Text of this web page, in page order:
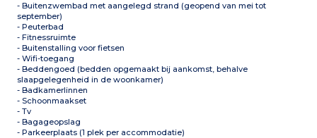
- Buitenzwembad met aangelegd strand (geopend van mei tot
september)
- Peuterbad
- Fitnessruimte
- Buitenstalling voor fietsen
- Wifi-toegang
- Beddengoed (bedden opgemaakt bij aankomst, behalve
slaapgelegenheid in de woonkamer)
- Badkamerlinnen
- Schoonmaakset
- Tv
- Bagageopslag
- Parkeerplaats (1 plek per accommodatie)